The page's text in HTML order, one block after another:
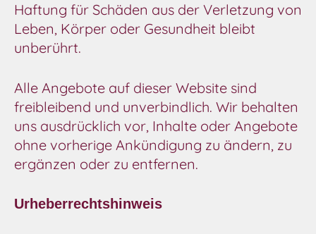
Haftung für Schäden aus der Verletzung von
Leben, Körper oder Gesundheit bleibt
unberührt.
Alle Angebote auf dieser Website sind
freibleibend und unverbindlich. Wir behalten
uns ausdrücklich vor, Inhalte oder Angebote
ohne vorherige Ankündigung zu ändern, zu
ergänzen oder zu entfernen.
Urheberrechtshinweis